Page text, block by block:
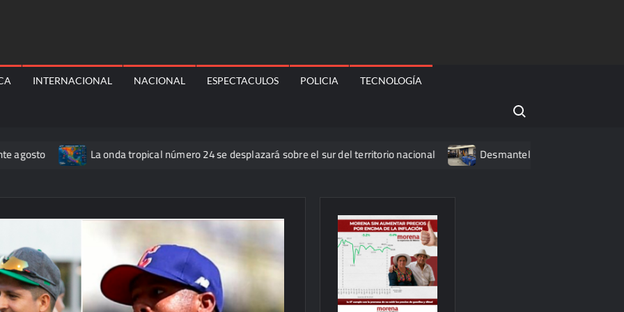
INTERNACIONAL NACIONAL ESPECTACULOS POLICIA TECNOLOGÍA
Search for:
La onda tropical número 24 se desplazará sobre el sur del territorio nacional Desmantelan red que traficaba